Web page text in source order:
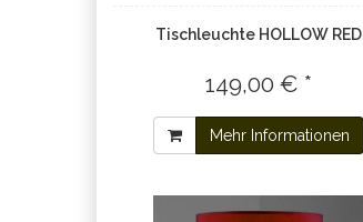
Tischleuchte HOLLOW RED
149,00 € *
Mehr Informationen